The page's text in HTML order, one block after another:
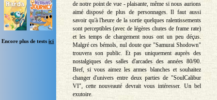
Encore plus de testsici
de notre point de vue - plaisante, même si nous aurions
aimé disposé de plus de personnages. Il faut aussi
savoir qu'à l'heure de la sortie quelques ralentissements
sont perceptibles (avec de légères chutes de frame rate)
et les temps de chargement nous ont un peu déçus.
Malgré ces bémols, nul doute que "Samurai Shodown"
trouvera son public. Et pas uniquement auprès des
nostalgiques des salles d'arcades des années 80/90.
Bref, si vous aimez les armes blanches et souhaitez
changer d'univers entre deux parties de "SoulCalibur
VI", cette nouveauté devrait vous intéresser. Un bel
exutoire.